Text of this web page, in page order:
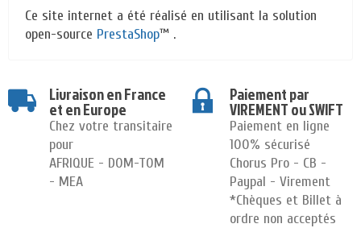
Ce site internet a été réalisé en utilisant la solution
open-source PrestaShop™ .
Livraison en France
et en Europe
Chez votre transitaire
pour
AFRIQUE - DOM-TOM
- MEA
Paiement par
VIREMENT ou SWIFT
Paiement en ligne
100% sécurisé
Chorus Pro - CB -
Paypal - Virement
*Chèques et Billet à
ordre non acceptés